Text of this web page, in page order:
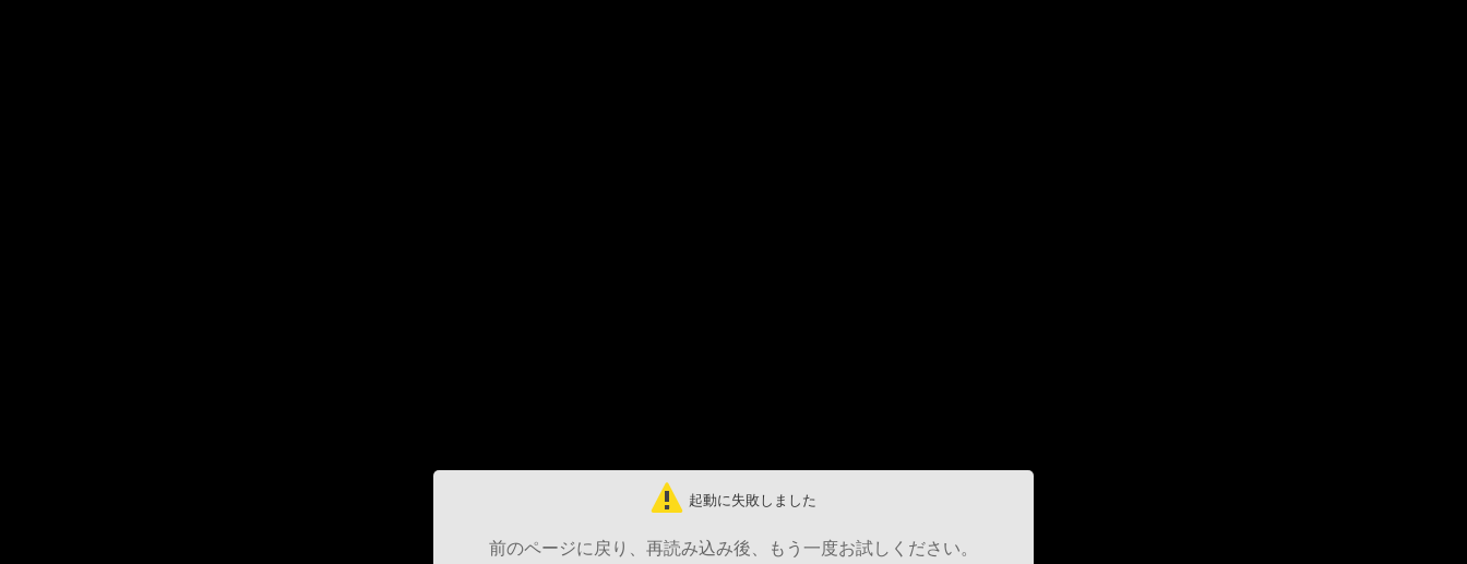
起動に失敗しました
前のページに戻り、再読み込み後、もう一度お試しください。